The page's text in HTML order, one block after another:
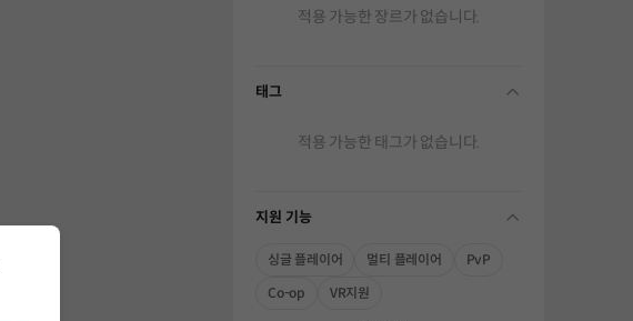
적용 가능한 장르가 없습니다.
태그 folding
적용 가능한 태그가 없습니다.
지원 기능 folding
싱글 플레이어 멀티 플레이어
PvP
Co-op
VR지원